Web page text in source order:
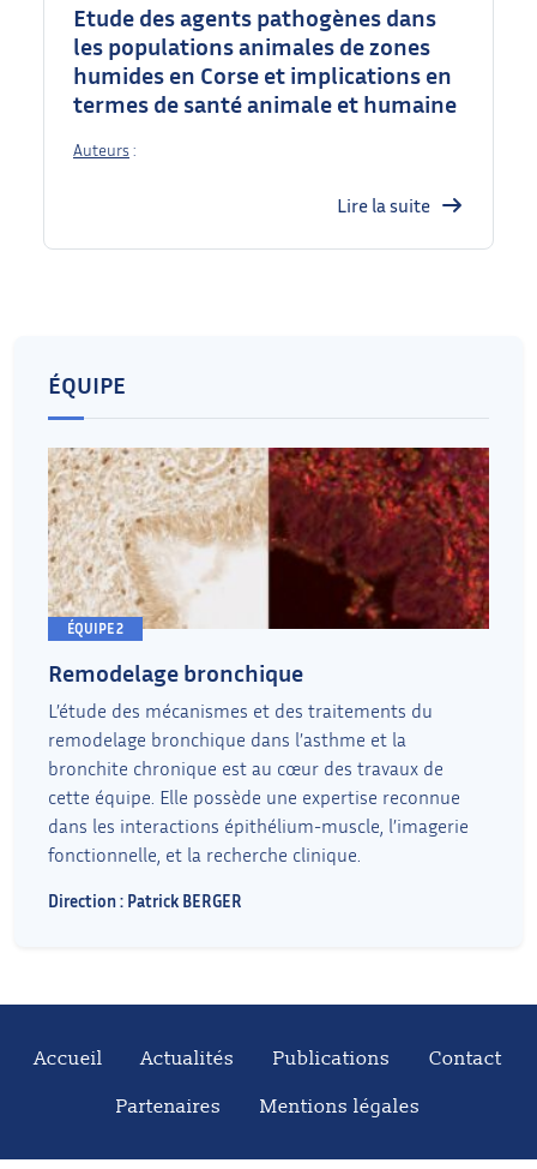
Etude des agents pathogènes dans
les populations animales de zones
humides en Corse et implications en
termes de santé animale et humaine
Auteurs :
Lire la suite
ÉQUIPE
ÉQUIPE 2
Remodelage bronchique
L’étude des mécanismes et des traitements du
remodelage bronchique dans l’asthme et la
bronchite chronique est au cœur des travaux de
cette équipe. Elle possède une expertise reconnue
dans les interactions épithélium-muscle, l’imagerie
fonctionnelle, et la recherche clinique.
Direction : Patrick BERGER
Accueil Actualités Publications
Contact
Partenaires
Mentions légales